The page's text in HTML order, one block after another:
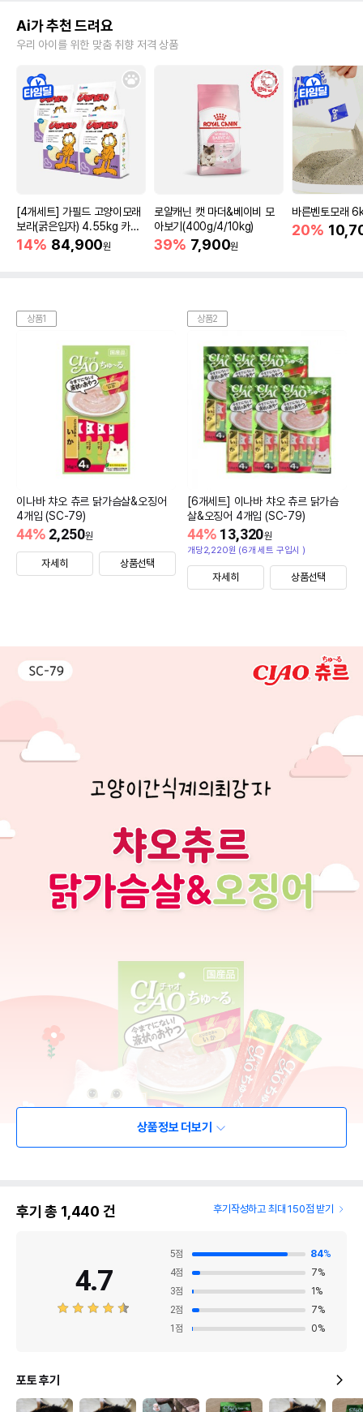
Ai가 추천 드려요
우리 아이를 위한 맞춤 취향 저격 상품
[4개세트] 가필드 고양이모래
보라(굵은입자) 4.55kg 카사
바모래
14% 84,900원
로얄캐닌 캣 마더&베이비 모
아보기(400g/4/10kg)
39% 7,900원
바른벤토모래
20%
상품1
이나바 챠오 츄르 닭가슴살&오징어
4개입 (SC-79)
2,250원
44%
자세히 상품선택
상품2
[6개세트] 이나바 챠오 츄르 닭가슴
살&오징어 4개입 (SC-79)
13,320원
44%
개당2,220원 (6개 세트 구입시 )
자세히 상품선택
상품정보 더보기
후기 총 1,440 건 후기작성하고 최대 150점 받기
4.7
5점 84%
4점 7%
3점 1 %
2점 7%
1 점 0%
포토 후기